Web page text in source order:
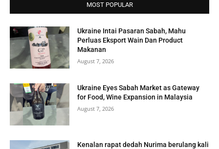
MOST POPULAR
Ukraine Intai Pasaran Sabah, Mahu
Perluas Eksport Wain Dan Product
Makanan
August 7, 2026
Ukraine Eyes Sabah Market as Gateway
for Food, Wine Expansion in Malaysia
August 7, 2026
Kenalan rapat dedah Nurima berulang kali